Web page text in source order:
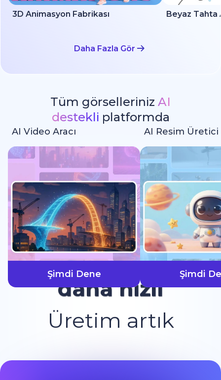
3D Animasyon Fabrikası Beyaz Tahta
Daha Fazla Gör
Tüm görselleriniz AI
destekli platformda
AI Video Aracı
Şimdi Dene
AI Resim Üretici
Şimdi
Üretim artık
daha hızlı